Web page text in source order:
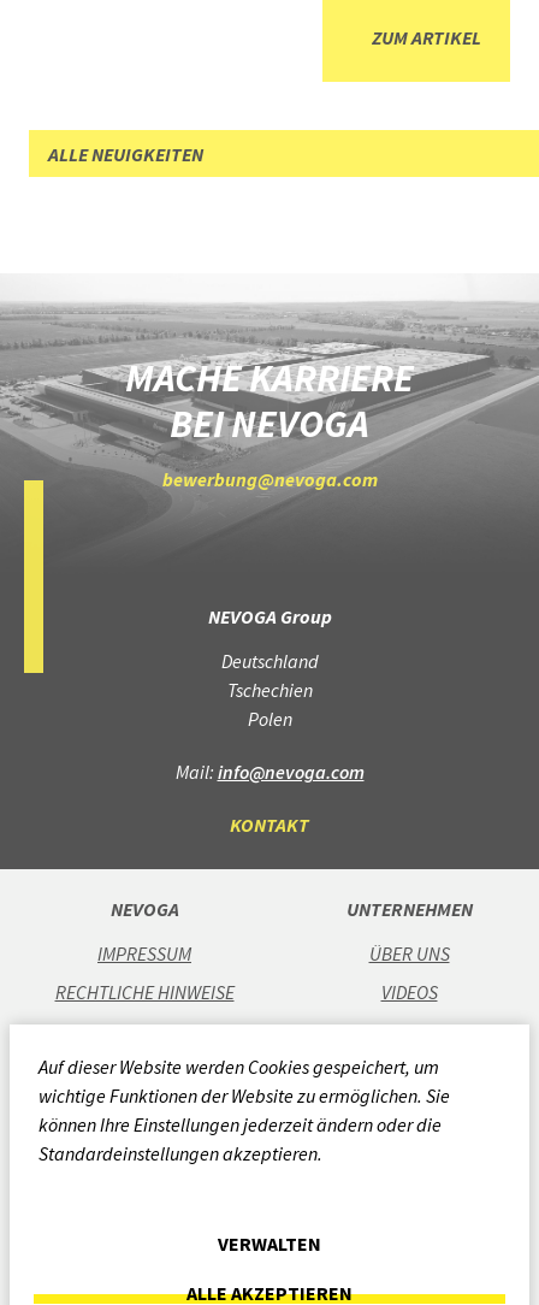
durch hervorragende Quellfähigkeiten aus, behalten ihre
geeignet. Sie verfügen über eine gute Beständigkeit
gegenüber einer Vielzahl von Chemikalien.
ZUM ARTIKEL
ALLE NEUIGKEITEN
MACHE KARRIERE
BEI NEVOGA
bewerbung@nevoga.com
Auf dieser Website werden Cookies gespeichert, um
wichtige Funktionen der Website zu ermöglichen. Sie
können Ihre Einstellungen jederzeit ändern oder die
Standardeinstellungen akzeptieren.
VERWALTEN
ALLE AKZEPTIEREN
NEVOGA Group
Deutschland
Tschechien
Polen
Mail:info@nevoga.com
KONTAKT
NEVOGA
IMPRESSUM
RECHTLICHE HINWEISE
DATENSCHUTZ
AGB
CODE OF CONDUCT
QUALITÄTSRICHTLINIE
UNTERNEHMEN
ÜBER UNS
VIDEOS
KARRIERE
STANDORTE